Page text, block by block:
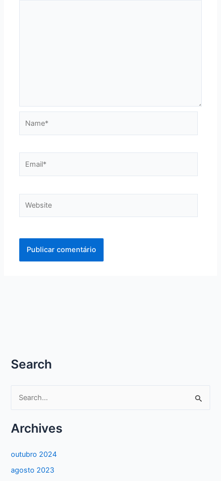
Search
qArchives
outubro 2024
agosto 2023